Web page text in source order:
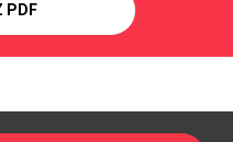
PDF